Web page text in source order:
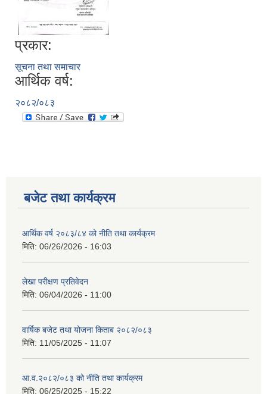
प्रकार:
सूचना तथा समाचार
आर्थिक वर्ष:
२०८२/०८३
बजेट तथा कार्यक्रम
आर्थिक वर्ष २०८३/८४ को नीति तथा कार्यक्रम
मिति: 06/26/2026 - 16:03
लेखा परीक्षण प्रतिवेदन
मिति: 06/04/2026 - 11:00
वार्षिक बजेट तथा योजना किताब २०८२/०८३
मिति: 11/05/2025 - 11:07
आ.व.२०८२/०८३ को नीति तथा कार्यक्रम
मिति: 06/25/2025 - 15:22